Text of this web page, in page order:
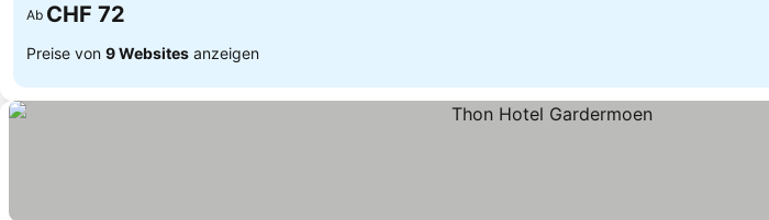
Ab CHF 72
Preise von 9 Websites anzeigen